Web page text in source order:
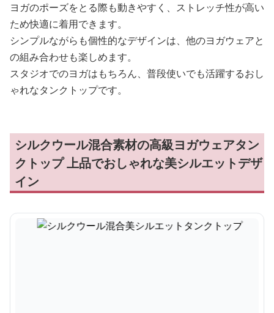
ヨガのポーズをとる際も動きやすく、ストレッチ性が高い
ため快適に着用できます。
シンプルながらも個性的なデザインは、他のヨガウェアと
の組み合わせも楽しめます。
スタジオでのヨガはもちろん、普段使いでも活躍するおし
ゃれなタンクトップです。
シルクウール混合素材の高級ヨガウェアタン
クトップ 上品でおしゃれな美シルエットデザ
イン